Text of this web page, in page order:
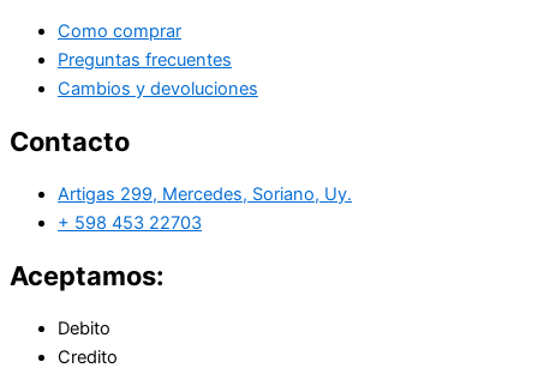
Como comprar
Preguntas frecuentes
Cambios y devoluciones
Contacto
Artigas 299, Mercedes, Soriano, Uy.
+ 598 453 22703
Aceptamos:
Debito
Credito